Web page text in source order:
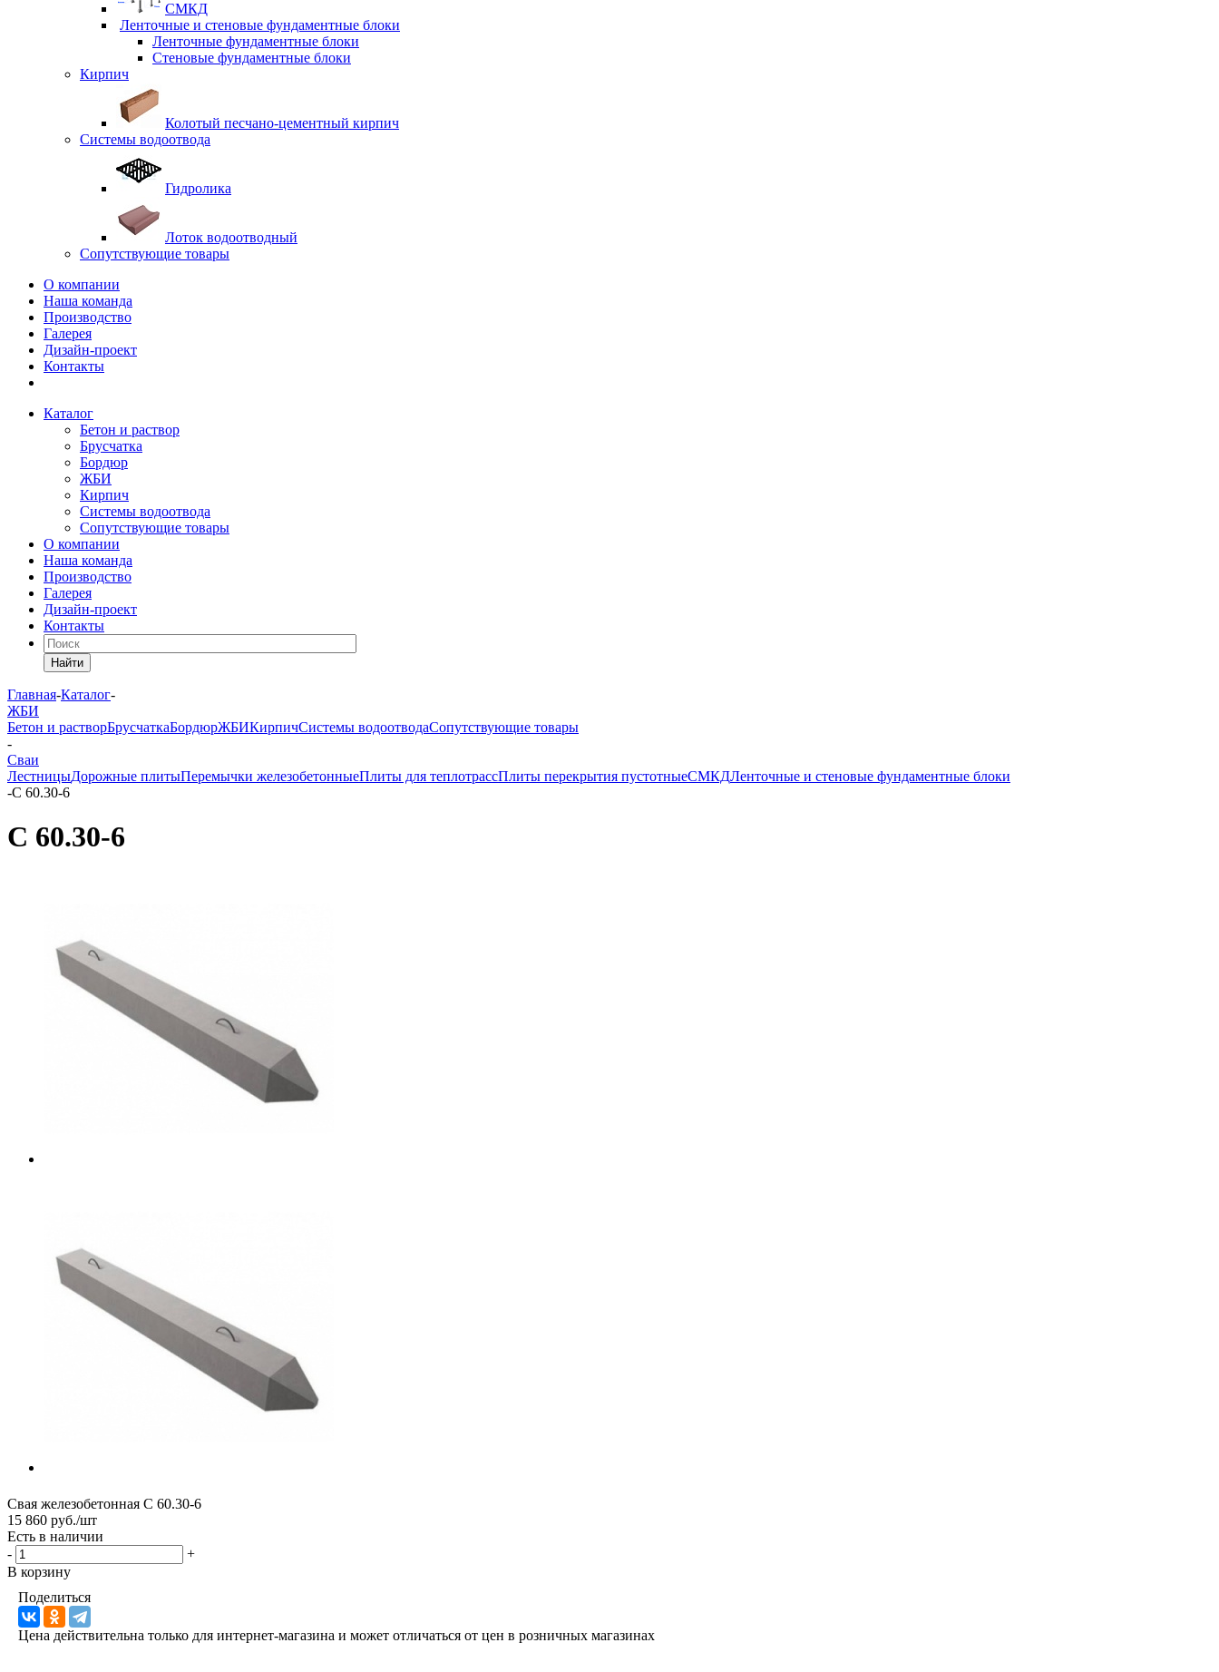
СМКД
Ленточные и стеновые фундаментные блоки
Ленточные фундаментные блоки
Стеновые фундаментные блоки
Кирпич
Колотый песчано-цементный кирпич
Системы водоотвода
Гидролика
Лоток водоотводный
Сопутствующие товары
О компании
Наша команда
Производство
Галерея
Дизайн-проект
Контакты
Каталог
Бетон и раствор
Брусчатка
Бордюр
ЖБИ
Кирпич
Системы водоотвода
Сопутствующие товары
О компании
Наша команда
Производство
Галерея
Дизайн-проект
Контакты
Найти
Главная-Каталог-
ЖБИ
Бетон и растворБрусчаткаБордюрЖБИКирпичСистемы водоотводаСопутствующие товары
-
Сваи
ЛестницыДорожные плитыПеремычки железобетонныеПлиты для теплотрассПлиты перекрытия пустотныеСМКДЛенточные и стеновые фундаментные блоки
-С 60.30-6
С 60.30-6
Свая железобетонная С 60.30-6
15 860 руб./шт
Есть в наличии
-
+
В корзину
Поделиться
Цена действительна только для интернет-магазина и может отличаться от цен в розничных магазинах